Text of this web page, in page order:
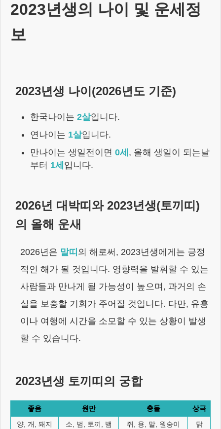
2023년생의 나이 및 운세정
보
2023년생 나이(2026년도 기준)
한국나이는 2살입니다.
연나이는 1살입니다.
만나이는 생일전이면 0세 , 올해 생일이 되는날
부터 1세 입니다.
2026년 대박띠와 2023년생(토끼 띠)
의 올해 운새
2026년은 말띠 의 해로써, 2023년생에게는 긍정
적인 해가 될 것입니다. 영향력을 발휘할 수 있는
사람들과 만나게 될 가능성이 높으며, 과거의 손
실을 보충할 기회가 주어질 것입니다. 다만, 유흥
이나 여행에 시간을 소모할 수 있는 상황이 발생
할 수 있습니다.
2023년생 토끼 띠의 궁합
좋음 원만 충돌
상극
양, 개, 돼지
소, 범, 토끼, 뱀 쥐, 용, 말, 원숭이 닭